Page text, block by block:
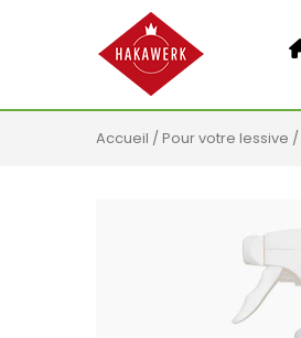
Accueil / Pour votre lessive /